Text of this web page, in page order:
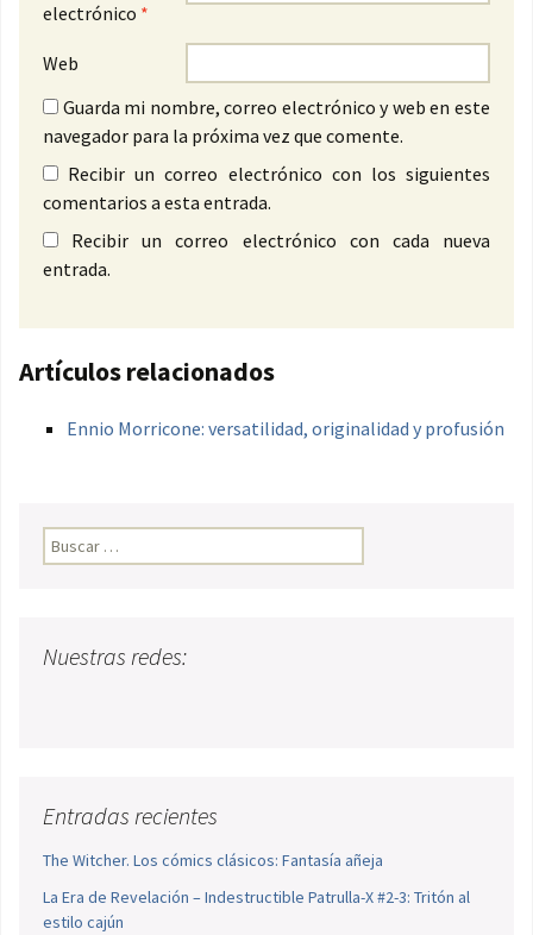
electrónico *
Web
Guarda mi nombre, correo electrónico y web en este
navegador para la próxima vez que comente.
Recibir un correo electrónico con los siguientes
comentarios a esta entrada.
Recibir un correo electrónico con cada nueva
entrada.
Artículos relacionados
Ennio Morricone: versatilidad, originalidad y profusión
Buscar:
Nuestras redes:
Entradas recientes
The Witcher. Los cómics clásicos: Fantasía añeja
La Era de Revelación – Indestructible Patrulla-X #2-3: Tritón al
estilo cajún